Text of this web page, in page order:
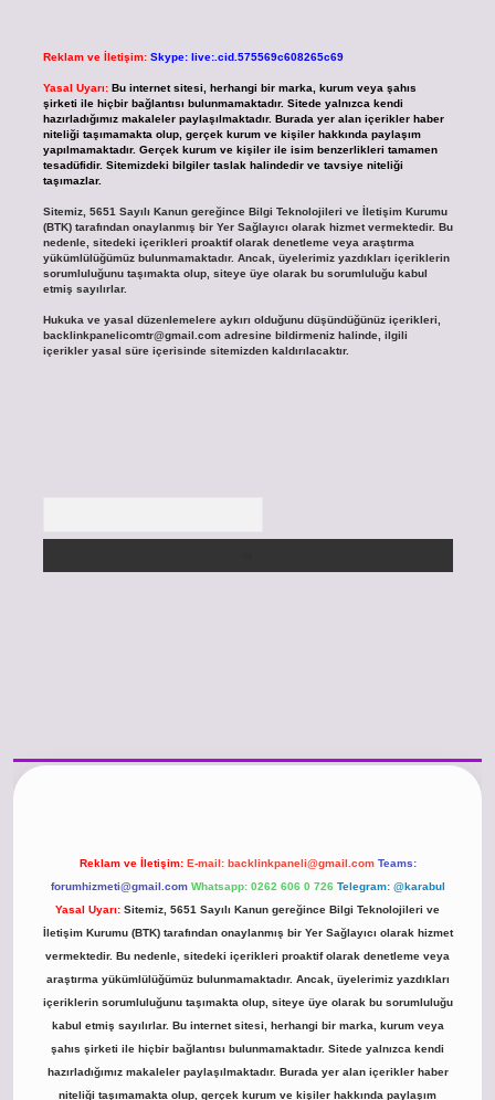
Reklam ve İletişim: Skype: live:.cid.575569c608265c69
Yasal Uyarı: Bu internet sitesi, herhangi bir marka, kurum veya şahıs
şirketi ile hiçbir bağlantısı bulunmamaktadır. Sitede yalnızca kendi
hazırladığımız makaleler paylaşılmaktadır. Burada yer alan içerikler haber
niteliği taşımamakta olup, gerçek kurum ve kişiler hakkında paylaşım
yapılmamaktadır. Gerçek kurum ve kişiler ile isim benzerlikleri tamamen
tesadüfidir. Sitemizdeki bilgiler taslak halindedir ve tavsiye niteliği
taşımazlar.
Sitemiz, 5651 Sayılı Kanun gereğince Bilgi Teknolojileri ve İletişim Kurumu
(BTK) tarafından onaylanmış bir Yer Sağlayıcı olarak hizmet vermektedir. Bu
nedenle, sitedeki içerikleri proaktif olarak denetleme veya araştırma
yükümlülüğümüz bulunmamaktadır. Ancak, üyelerimiz yazdıkları içeriklerin
sorumluluğunu taşımakta olup, siteye üye olarak bu sorumluluğu kabul
etmiş sayılırlar.
Hukuka ve yasal düzenlemelere aykırı olduğunu düşündüğünüz içerikleri,
backlinkpanelicomtr@gmail.comadresine bildirmeniz halinde, ilgili
içerikler yasal süre içerisinde sitemizden kaldırılacaktır.
Reklam ve İletişim: E-mail: backlinkpaneli@gmail.com Teams:
forumhizmeti@gmail.com Whatsapp: 0262 606 0 726 Telegram: @karabul
Yasal Uyarı: Sitemiz, 5651 Sayılı Kanun gereğince Bilgi Teknolojileri ve
İletişim Kurumu (BTK) tarafından onaylanmış bir Yer Sağlayıcı olarak hizmet
vermektedir. Bu nedenle, sitedeki içerikleri proaktif olarak denetleme veya
araştırma yükümlülüğümüz bulunmamaktadır. Ancak, üyelerimiz yazdıkları
içeriklerin sorumluluğunu taşımakta olup, siteye üye olarak bu sorumluluğu
kabul etmiş sayılırlar. Bu internet sitesi, herhangi bir marka, kurum veya
şahıs şirketi ile hiçbir bağlantısı bulunmamaktadır. Sitede yalnızca kendi
hazırladığımız makaleler paylaşılmaktadır. Burada yer alan içerikler haber
niteliği taşımamakta olup, gerçek kurum ve kişiler hakkında paylaşım